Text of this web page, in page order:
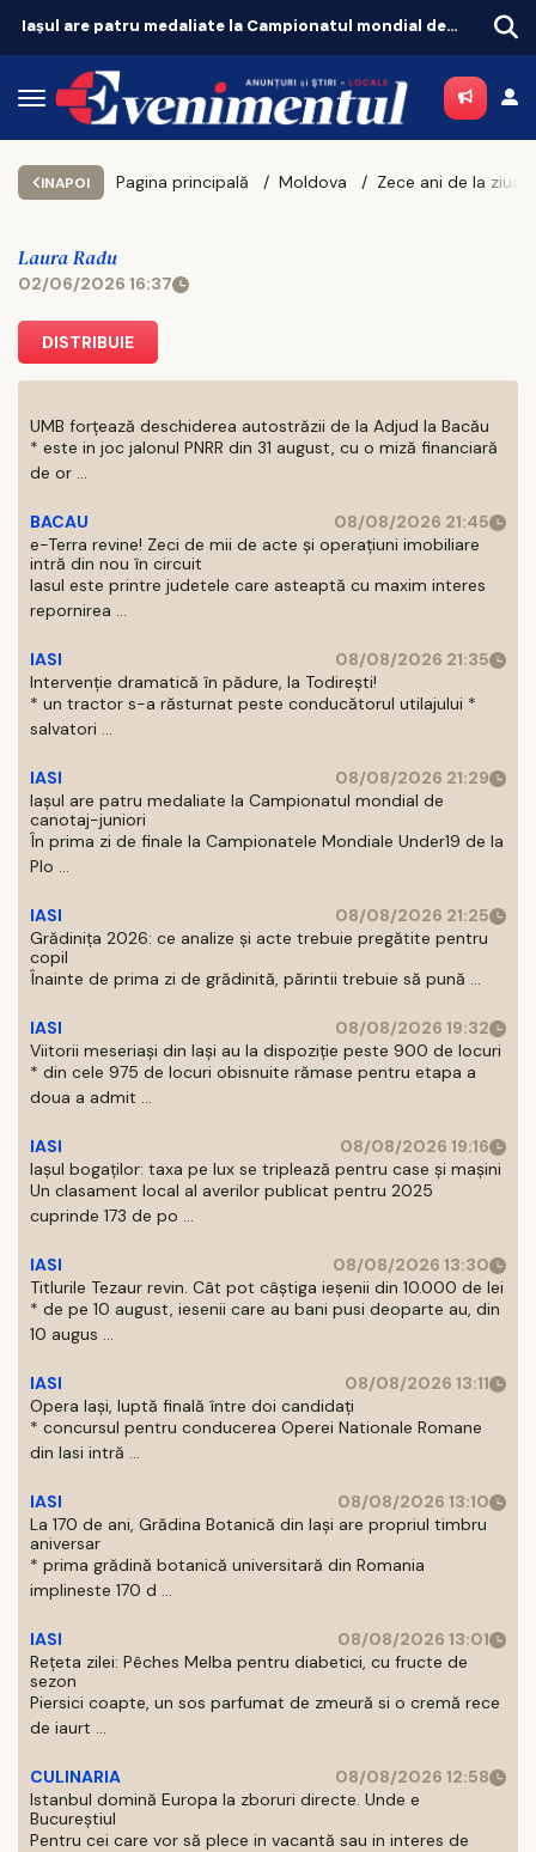
Grădinița 2026: ce analize și acte trebuie pregătite pentru copil
INAPOI Pagina principală Moldova
Laura Radu
02/06/2026 16:37
DISTRIBUIE
UMB forțează deschiderea autostrăzii de la Adjud la Bacău
* este in joc jalonul PNRR din 31 august, cu o miză financiară
de or ...
BACAU
08/08/2026 21:45
e-Terra revine! Zeci de mii de acte și operațiuni imobiliare
intră din nou în circuit
Iasul este printre judetele care asteaptă cu maxim interes
repornirea ...
IASI
08/08/2026 21:35
Intervenție dramatică în pădure, la Todirești!
* un tractor s-a răsturnat peste conducătorul utilajului *
salvatori ...
IASI
08/08/2026 21:29
Iaşul are patru medaliate la Campionatul mondial de
canotaj-juniori
În prima zi de finale la Campionatele Mondiale Under19 de la
Plo ...
IASI
08/08/2026 21:25
Grădinița 2026: ce analize și acte trebuie pregătite pentru
copil
Înainte de prima zi de grădinită, părintii trebuie să pună ...
IASI
08/08/2026 19:32
Viitorii meseriași din Iași au la dispoziție peste 900 de locuri
* din cele 975 de locuri obisnuite rămase pentru etapa a
doua a admit ...
IASI
08/08/2026 19:16
Iașul bogaților: taxa pe lux se triplează pentru case și mașini
Un clasament local al averilor publicat pentru 2025
cuprinde 173 de po ...
IASI
08/08/2026 13:30
Titlurile Tezaur revin. Cât pot câștiga ieșenii din 10.000 de lei
* de pe 10 august, iesenii care au bani pusi deoparte au, din
10 augus ...
IASI
08/08/2026 13:11
Opera Iași, luptă finală între doi candidați
* concursul pentru conducerea Operei Nationale Romane
din Iasi intră ...
IASI
08/08/2026 13:10
La 170 de ani, Grădina Botanică din Iași are propriul timbru
aniversar
* prima grădină botanică universitară din Romania
implineste 170 d ...
IASI
08/08/2026 13:01
Rețeta zilei: Pêches Melba pentru diabetici, cu fructe de
sezon
Piersici coapte, un sos parfumat de zmeură si o cremă rece
de iaurt ...
CULINARIA
08/08/2026 12:58
Istanbul domină Europa la zboruri directe. Unde e
Bucureștiul
Pentru cei care vor să plece in vacantă sau in interes de